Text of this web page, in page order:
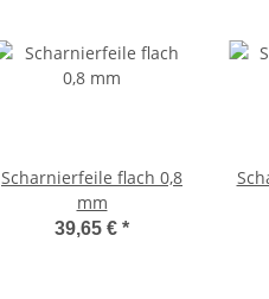
Scharnierfeile flach 0,8
mm
39,65 € *